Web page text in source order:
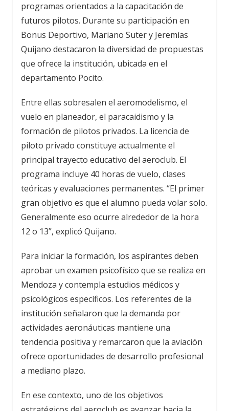
programas orientados a la capacitación de
futuros pilotos. Durante su participación en
Bonus Deportivo, Mariano Suter y Jeremías
Quijano destacaron la diversidad de propuestas
que ofrece la institución, ubicada en el
departamento Pocito.
Entre ellas sobresalen el aeromodelismo, el
vuelo en planeador, el paracaidismo y la
formación de pilotos privados. La licencia de
piloto privado constituye actualmente el
principal trayecto educativo del aeroclub. El
programa incluye 40 horas de vuelo, clases
teóricas y evaluaciones permanentes. “El primer
gran objetivo es que el alumno pueda volar solo.
Generalmente eso ocurre alrededor de la hora
12 o 13”, explicó Quijano.
Para iniciar la formación, los aspirantes deben
aprobar un examen psicofísico que se realiza en
Mendoza y contempla estudios médicos y
psicológicos específicos. Los referentes de la
institución señalaron que la demanda por
actividades aeronáuticas mantiene una
tendencia positiva y remarcaron que la aviación
ofrece oportunidades de desarrollo profesional
a mediano plazo.
En ese contexto, uno de los objetivos